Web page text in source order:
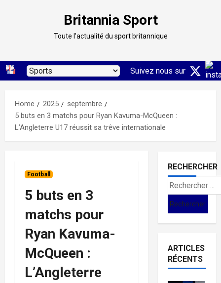
Britannia Sport
Toute l'actualité du sport britannique
Suivez nous sur
Home 2025
septembre
5 buts en 3 matchs pour Ryan Kavuma-McQueen :
L’Angleterre U17 réussit sa trêve internationale
Football
5 buts en 3
matchs pour
Ryan Kavuma-
McQueen :
L’Angleterre
RECHERCHER
Search
for:
ARTICLES
RÉCENTS